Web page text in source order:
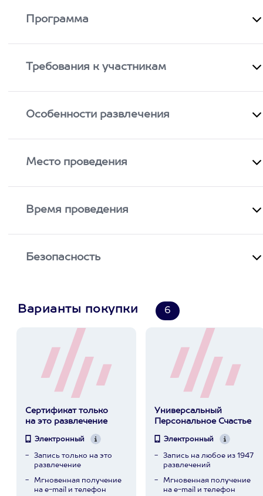
Программа
Требования к участникам
Особенности развлечения
Место проведения
Время проведения
Безопасность
Варианты покупки 6
Сертификат только
на это развлечение
Электронный
Запись только на это
развлечение
Мгновенная получение
на e-mail и телефон
Универсальный
Персональное Счастье
Электронный
Запись на любое из 1947
развлечений
Мгновенная получение
на e-mail и телефон